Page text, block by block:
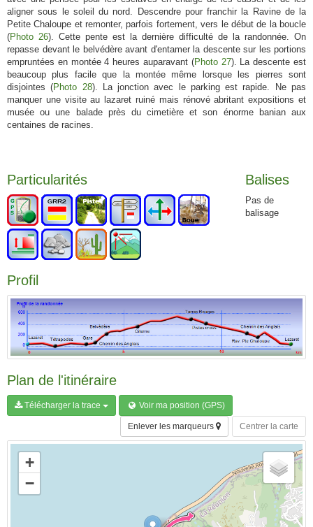
aligner sous le soleil du nord. Descendre pour franchir la Ravine de la
Petite Chaloupe et remonter, parfois fortement, vers le début de la boucle
(Photo 26). Cette pente est la dernière difficulté de la randonnée. On
repasse devant le belvédère avant d'entamer la descente sur les portions
empruntées en montée 4 heures auparavant (Photo 27). La descente est
beaucoup plus facile que la montée même lorsque les pierres sont
disjointes (Photo 28). La jonction avec le parking est rapide. Ne pas
manquer une visite au lazaret ruiné mais rénové abritant expositions et
musée ou une balade près du cimetière et son énorme banian aux
centaines de racines.
Particularités Balises
Pas de
balisage
Profil
Plan de l'itinéraire
Télécharger la trace Voir ma position (GPS)
Centrer la carte
Enlever les marqueurs
+
−